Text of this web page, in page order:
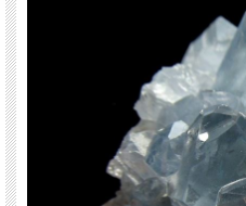
天然石 パワーストーン 海外直輸入 バイ
ィース 卸し 卸価格 実店舗 ハンドメイ